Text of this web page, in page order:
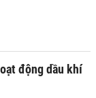
động dầu khí